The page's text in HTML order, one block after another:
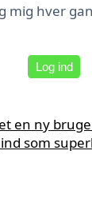
mig hver
Log ind
en ny
som